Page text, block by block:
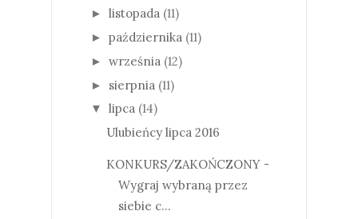
► listopada (11)
► października (11)
► września (12)
► sierpnia (11)
▼ lipca (14)
Ulubieńcy lipca 2016
KONKURS/ZAKOŃCZONY -
Wygraj wybraną przez
siebie c...